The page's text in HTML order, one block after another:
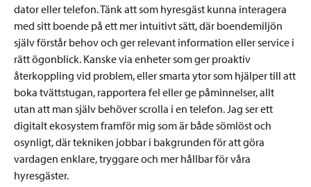
dator eller telefon. Tänk att som hyresgäst kunna interagera
med sitt boende på ett mer intuitivt sätt, där boendemiljön
själv förstår behov och ger relevant information eller service i
rätt ögonblick. Kanske via enheter som ger proaktiv
återkoppling vid problem, eller smarta ytor som hjälper till att
boka tvättstugan, rapportera fel eller ge påminnelser, allt
utan att man själv behöver scrolla i en telefon. Jag ser ett
digitalt ekosystem framför mig som är både sömlöst och
osynligt, där tekniken jobbar i bakgrunden för att göra
vardagen enklare, tryggare och mer hållbar för våra
hyresgäster.